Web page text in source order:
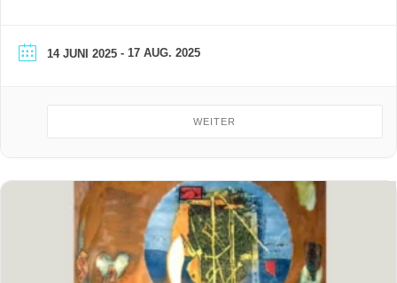
14 JUNI 2025 - 17 AUG. 2025
WEITER